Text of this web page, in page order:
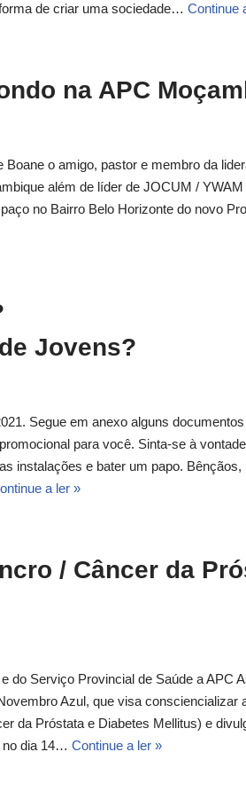
de criar uma sociedade… Continue
na APC
o amigo, pastor e membro da
além de líder de JOCUM /
no Bairro Belo Horizonte do novo
Jovens?
Segue em anexo alguns
para você. Sinta-se à
instalações e bater um papo.
a ler »
/ Câncer da
do Serviço Provincial de Saúde a APC
Azul, que visa consciencializar
da Próstata e Diabetes Mellitus) e
no dia 14… Continue a ler »